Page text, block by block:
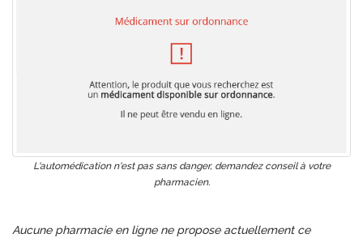
L'automédication n'est pas sans danger, demandez conseil à votre
pharmacien.
Aucune pharmacie en ligne ne propose actuellement ce